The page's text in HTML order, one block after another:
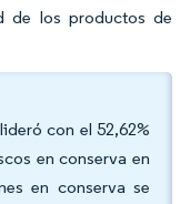
de los productos de
con el 52,62%
en conserva en
en conserva se